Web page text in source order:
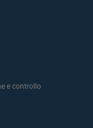
e controllo